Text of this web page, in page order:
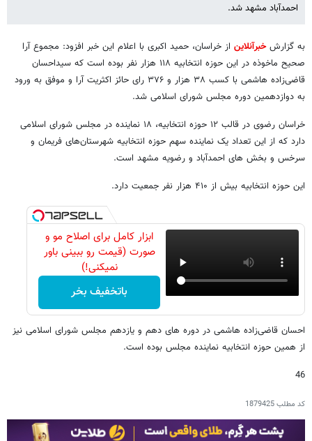
احمدآباد مشهد شد.
به گزارشخبرآنلاین از خراسان، حمید اکبری با اعلام این خبر افزود: مجموع آرا
صحیح ماخوذه در این حوزه انتخابیه ۱۱۸ هزار نفر بوده است که سیداحسان
قاضی‌زاده هاشمی با کسب ۳۸ هزار و ۳۷۶ رای حائز اکثریت آرا و موفق به ورود
به دوازدهمین دوره مجلس شورای اسلامی شد.
خراسان رضوی در قالب ۱۲ حوزه انتخابیه، ۱۸ نماینده در مجلس شورای اسلامی
دارد که از این تعداد یک نماینده سهم حوزه انتخابیه شهرستان‌های فریمان و
سرخس و بخش های احمدآباد و رضویه مشهد است.
این حوزه انتخابیه بیش از ۴۱۰ هزار نفر جمعیت دارد.
ابزار کامل برای اصلاح مو و
صورت (قیمت رو ببینی باور
نمیکنی!)
باتخفیف بخر
احسان قاضی‌زاده هاشمی در دوره های دهم و یازدهم مجلس شورای اسلامی نیز
از همین حوزه انتخابیه نماینده مجلس بوده است.
46
کد مطلب1879425